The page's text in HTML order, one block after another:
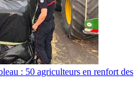
: 50 agriculteurs en renfort des